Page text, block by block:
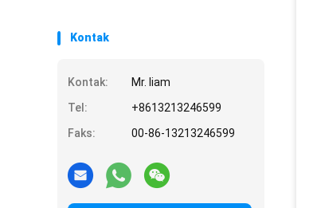
Kontak
Kontak:
Mr. liam
Tel:
+8613213246599
Faks:
00-86-13213246599